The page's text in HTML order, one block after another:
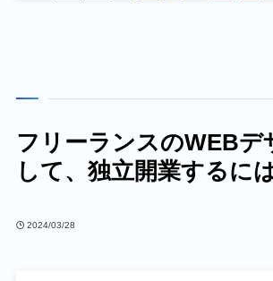
フリーランスのWEBデ
して、独立開業するに
2024/03/28